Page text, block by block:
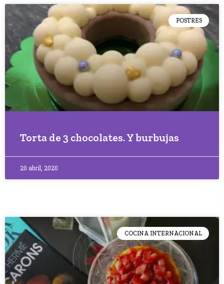
POSTRES
Torta de 3 chocolates. Y burbujas
20 abril, 2020
COCINA INTERNACIONAL